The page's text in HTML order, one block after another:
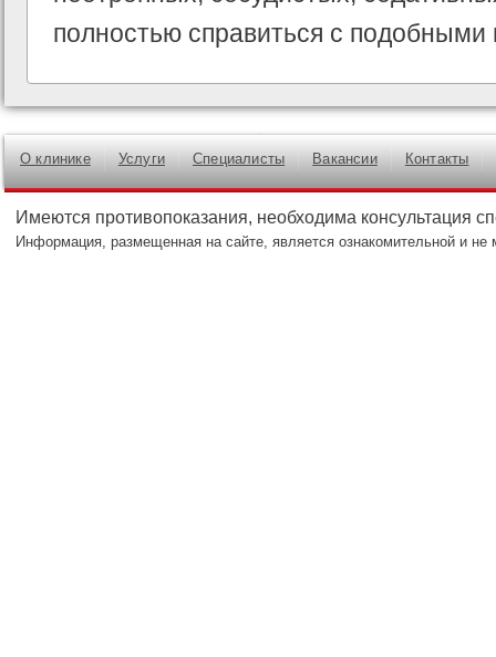
полностью справиться с
О клинике Услуги Специалисты Вакансии Контакты
Имеются противопоказания, необходима консультация
Информация, размещенная на сайте, является ознакомительной и